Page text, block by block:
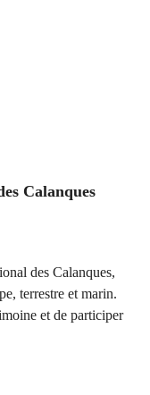
Calanques
des Calanques,
terrestre et marin.
et de participer